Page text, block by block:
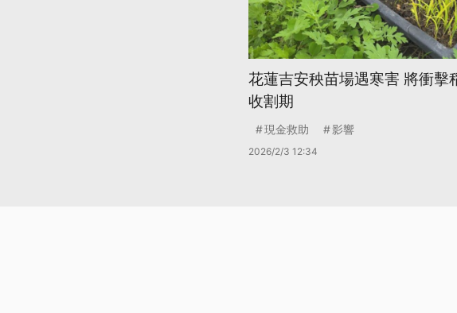
花蓮吉安秧苗場遇寒害 將衝擊
收割期
現金救助 影響
2026/2/3 12:34